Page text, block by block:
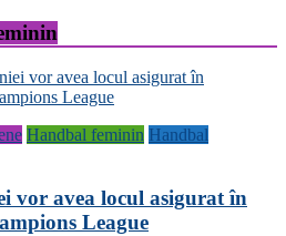
Handbal feminin Handbal
vor avea locul asigurat în
League